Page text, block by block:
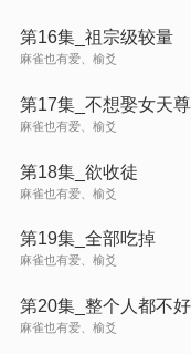
第16集_祖宗级较量
麻雀也有爱、榆爻
第17集_不想娶女天
麻雀也有爱、榆爻
第18集_欲收徒
麻雀也有爱、榆爻
第19集_全部吃掉
麻雀也有爱、榆爻
第20集_整个人都不
麻雀也有爱、榆爻